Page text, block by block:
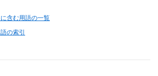
に含む用語の一覧
の索引